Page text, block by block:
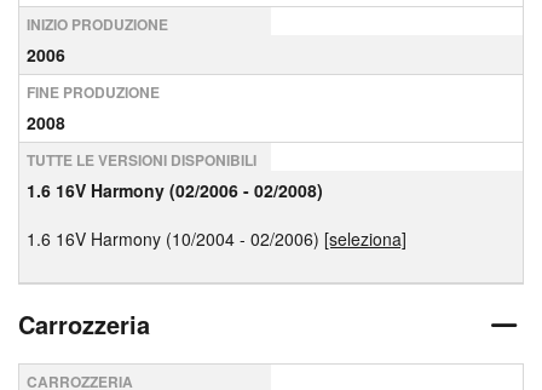
INIZIO PRODUZIONE
2006
FINE PRODUZIONE
2008
TUTTE LE VERSIONI DISPONIBILI
1.6 16V Harmony (02/2006 - 02/2008)
1.6 16V Harmony (10/2004 - 02/2006) [seleziona]
Carrozzeria
CARROZZERIA